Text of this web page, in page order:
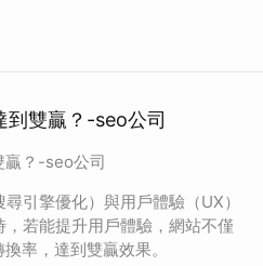
到雙贏？-seo公司
贏？-seo公司
引擎優化）與用戶體驗（UX）
若能提升用戶體驗，網站不僅
率，達到雙贏效果。